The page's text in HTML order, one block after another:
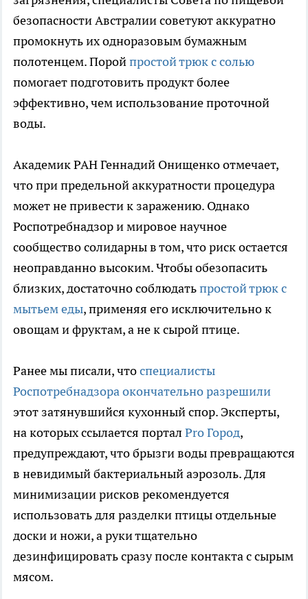
безопасности Австралии советуют аккуратно
промокнуть их одноразовым бумажным
полотенцем. Поройпростой трюк с солью
помогает подготовить продукт более
эффективно, чем использование проточной
воды.
Академик РАН Геннадий Онищенко отмечает,
что при предельной аккуратности процедура
может не привести к заражению. Однако
Роспотребнадзор и мировое научное
сообщество солидарны в том, что риск остается
неоправданно высоким. Чтобы обезопасить
близких, достаточно соблюдатьпростой трюк с
мытьем еды, применяя его исключительно к
овощам и фруктам, а не к сырой птице.
Ранее мы писали, чтоспециалисты
Роспотребнадзора окончательно разрешили
этот затянувшийся кухонный спор. Эксперты,
на которых ссылается портал Pro Город,
предупреждают, что брызги воды превращаются
в невидимый бактериальный аэрозоль. Для
минимизации рисков рекомендуется
использовать для разделки птицы отдельные
доски и ножи, а руки тщательно
дезинфицировать сразу после контакта с сырым
мясом.